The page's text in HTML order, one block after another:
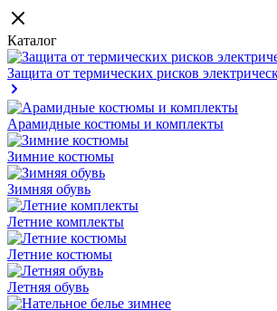
Каталог
Защита от термических рисков
Арамидные костюмы и комплекты
Зимние костюмы
Зимняя обувь
Летние комплекты
Летние костюмы
Летняя обувь